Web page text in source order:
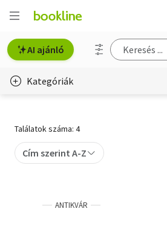
AI ajánló
Kategóriák
Gyermek- és ifjúsági
Találatok száma: 4
Cím szerint A-Z
ANTIKVÁR